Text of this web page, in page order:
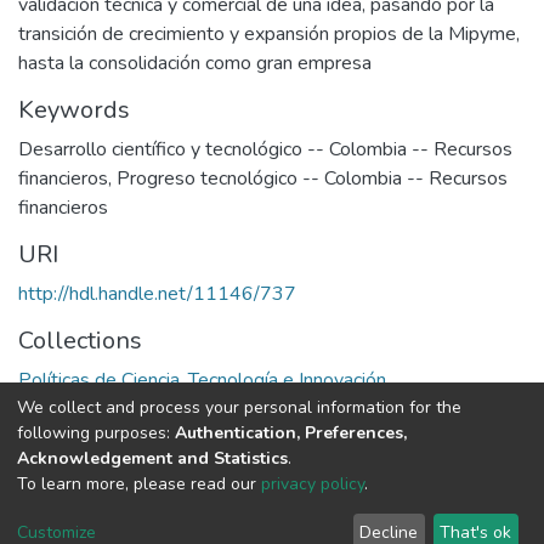
transición de crecimiento y expansión propios de la Mipyme,
hasta la consolidación como gran empresa
Keywords
Desarrollo científico y tecnológico -- Colombia -- Recursos
financieros, Progreso tecnológico -- Colombia -- Recursos
financieros
URI
http://hdl.handle.net/11146/737
Collections
Políticas de Ciencia, Tecnología e Innovación
Full item page
DSpace software copyright © 2002-2026
Cookie
End User
Send
We collect and process your personal information for the
following purposes: Authentication, Preferences,
Acknowledgement and Statistics.
To learn more, please read our privacy policy.
Customize Decline That's ok